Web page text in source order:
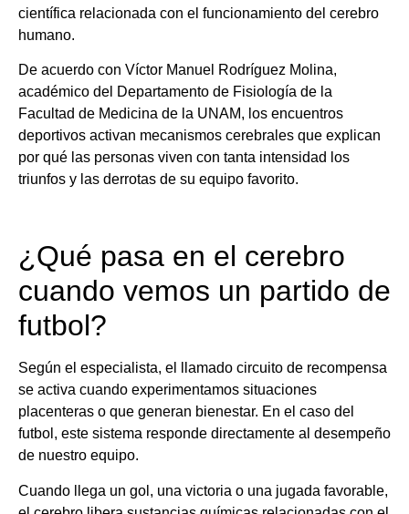
científica relacionada con el funcionamiento del cerebro
humano.
De acuerdo con Víctor Manuel Rodríguez Molina,
académico del Departamento de Fisiología de la
Facultad de Medicina de la UNAM, los encuentros
deportivos activan mecanismos cerebrales que explican
por qué las personas viven con tanta intensidad los
triunfos y las derrotas de su equipo favorito.
¿Qué pasa en el cerebro
cuando vemos un partido de
futbol?
Según el especialista, el llamado circuito de recompensa
se activa cuando experimentamos situaciones
placenteras o que generan bienestar. En el caso del
futbol, este sistema responde directamente al desempeño
de nuestro equipo.
Cuando llega un gol, una victoria o una jugada favorable,